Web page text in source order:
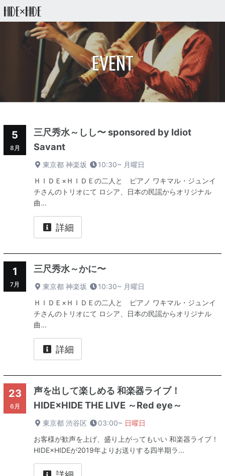
EVENT
5
8月
三尺秀水～しし〜 sponsored by Idiot
Savant
東京都 神楽坂 10:30~ 月曜日
ＨＩＤＥ×ＨＩＤＥの二人と ピアノ ワキマル・ジュンイ
チさんのトリオにて ロシア、日本の民謡からオリジナル
曲...
詳細
1
7月
三尺秀水～かに〜
東京都 神楽坂 10:30~ 月曜日
ＨＩＤＥ×ＨＩＤＥの二人と ピアノ ワキマル・ジュンイ
チさんのトリオにて ロシア、日本の民謡からオリジナル
曲...
詳細
23
6月
声を出して楽しめる 和楽器ライブ！
HIDE×HIDE THE LIVE ～Red eye～
東京都 渋谷区 03:00~ 日曜日
お客様が歓声を上げ、盛り上がってもいい 和楽器ライブ！
HIDE×HIDEが2019年よりお送りする四半期ラ...